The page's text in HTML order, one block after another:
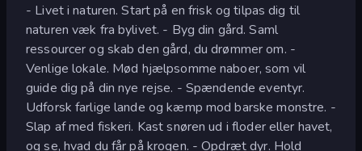
- Livet i naturen. Start på en frisk og tilpas dig til
naturen væk fra bylivet. - Byg din gård. Saml
ressourcer og skab den gård, du drømmer om. -
Venlige lokale. Mød hjælpsomme naboer, som vil
guide dig på din nye rejse. - Spændende eventyr.
Udforsk farlige lande og kæmp mod barske monstre. -
Slap af med fiskeri. Kast snøren ud i floder eller havet,
og se, hvad du får på krogen. - Opdræt dyr. Hold